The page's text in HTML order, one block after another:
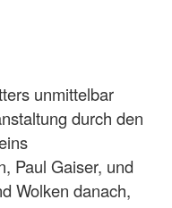
unmittelbar
durch den
Paul Gaiser, und
Wolken danach,